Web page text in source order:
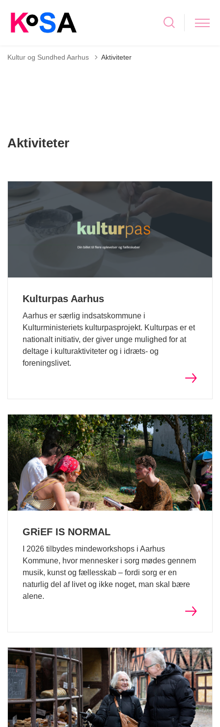
Kultur og Sundhed Aarhus Aktiviteter
Aktiviteter
Kulturpas Aarhus
Aarhus er særlig indsatskommune i
Kulturministeriets kulturpasprojekt. Kulturpas er et
nationalt initiativ, der giver unge mulighed for at
deltage i kulturaktiviteter og i idræts- og
foreningslivet.
GRiEF IS NORMAL
I 2026 tilbydes mindeworkshops i Aarhus
Kommune, hvor mennesker i sorg mødes gennem
musik, kunst og fællesskab – fordi sorg er en
naturlig del af livet og ikke noget, man skal bære
alene.